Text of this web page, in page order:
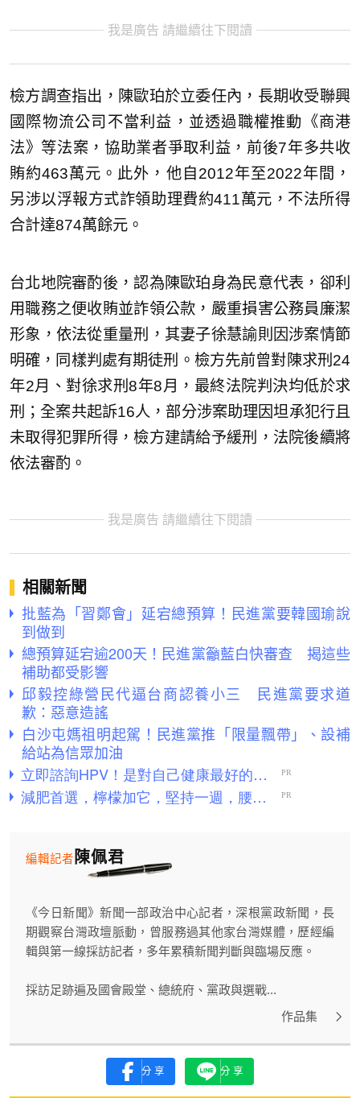
我是廣告 請繼續往下閱讀
檢方調查指出，陳歐珀於立委任內，長期收受聯興
國際物流公司不當利益，並透過職權推動《商港
法》等法案，協助業者爭取利益，前後7年多共收
賄約463萬元。此外，他自2012年至2022年間，
另涉以浮報方式詐領助理費約411萬元，不法所得
合計達874萬餘元。
台北地院審酌後，認為陳歐珀身為民意代表，卻利
用職務之便收賄並詐領公款，嚴重損害公務員廉潔
形象，依法從重量刑，其妻子徐慧諭則因涉案情節
明確，同樣判處有期徒刑。檢方先前曾對陳求刑24
年2月、對徐求刑8年8月，最終法院判決均低於求
刑；全案共起訴16人，部分涉案助理因坦承犯行且
未取得犯罪所得，檢方建請給予緩刑，法院後續將
依法審酌。
我是廣告 請繼續往下閱讀
相關新聞
批藍為「習鄭會」延宕總預算！民進黨要韓國瑜說
到做到
總預算延宕逾200天！民進黨籲藍白快審查 揭這些
補助都受影響
邱毅控綠營民代逼台商認養小三 民進黨要求道
歉：惡意造謠
白沙屯媽祖明起駕！民進黨推「限量飄帶」、設補
給站為信眾加油
陳佩君
編輯記者
《今日新聞》新聞一部政治中心記者，深根黨政新聞，長
期觀察台灣政壇脈動，曾服務過其他家台灣媒體，歷經編
輯與第一線採訪記者，多年累積新聞判斷與臨場反應。
採訪足跡遍及國會殿堂、總統府、黨政與選戰...
作品集
分享 分享